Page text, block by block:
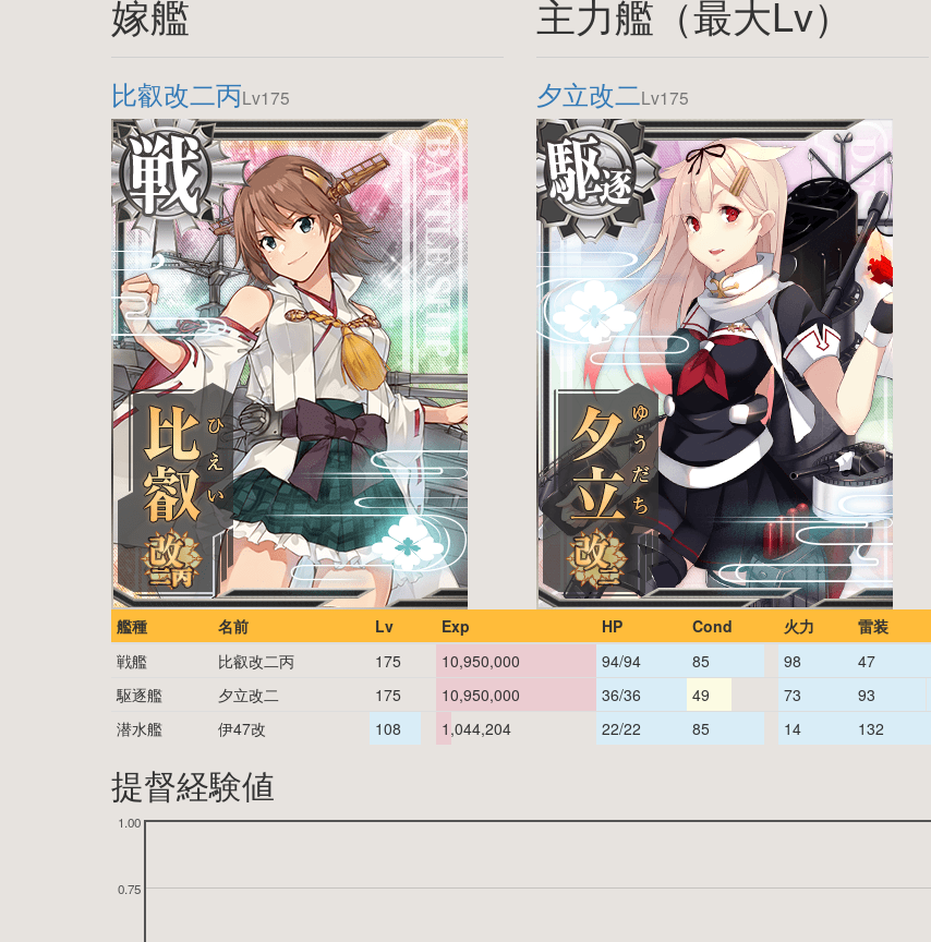
嫁艦
比叡改二丙Lv175
主力艦（最大Lv）
夕立改二Lv175
艦種 名前 Lv Exp HP Cond 火力 雷装
戦艦
比叡改二丙 175 10,950,000 94/94 85 98 47
駆逐艦
夕立改二 175 10,950,000 36/36 49 73 93
潜水艦
伊47改 108 1,044,204 22/22 85 14 132
提督経験値
0.75
1.00